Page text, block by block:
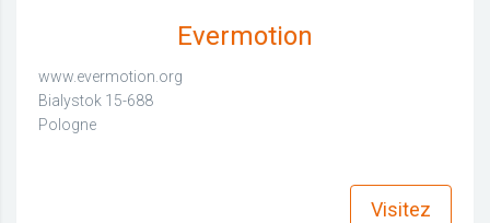
Evermotion
www.evermotion.org
Bialystok 15-688
Pologne
Visitez